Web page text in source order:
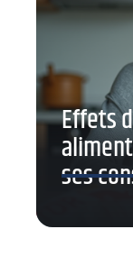
Effets
ses